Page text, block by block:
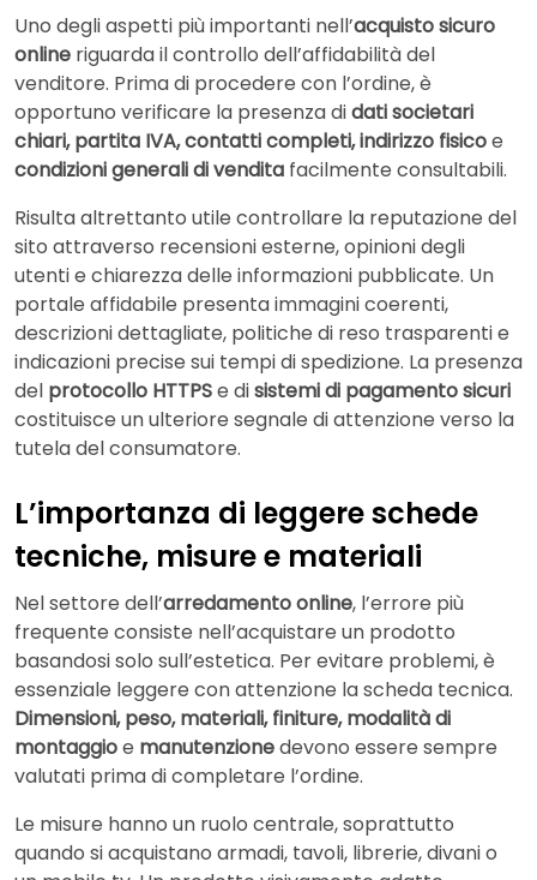
Uno degli aspetti più importanti nell’acquisto sicuro
online riguarda il controllo dell’affidabilità del
venditore. Prima di procedere con l’ordine, è
opportuno verificare la presenza didati societari
chiari, partita IVA, contatti completi, indirizzo fisicoe
condizioni generali di vendita facilmente consultabili.
Risulta altrettanto utile controllare la reputazione del
sito attraverso recensioni esterne, opinioni degli
utenti e chiarezza delle informazioni pubblicate. Un
portale affidabile presenta immagini coerenti,
descrizioni dettagliate, politiche di reso trasparenti e
indicazioni precise sui tempi di spedizione. La presenza
del protocollo HTTPSe disistemi di pagamento sicuri
costituisce un ulteriore segnale di attenzione verso la
tutela del consumatore.
L’importanza di leggere schede
tecniche, misure e materiali
Nel settore dell’arredamento online, l’errore più
frequente consiste nell’acquistare un prodotto
basandosi solo sull’estetica. Per evitare problemi, è
essenziale leggere con attenzione la scheda tecnica.
Dimensioni, peso, materiali, finiture, modalità di
montaggioe manutenzionedevono essere sempre
valutati prima di completare l’ordine.
Le misure hanno un ruolo centrale, soprattutto
quando si acquistano armadi, tavoli, librerie, divani o